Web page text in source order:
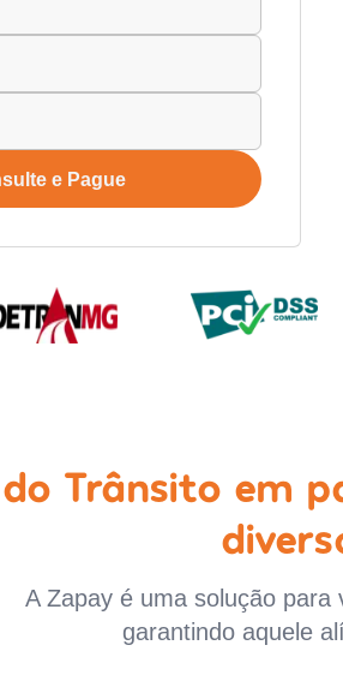
e Pague
Trânsito em
A Zapay é uma solução para
garantindo aquele